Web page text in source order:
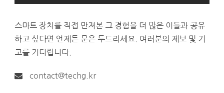
스마트 장치를 직접 만져본 그 경험을 더 많은 이들과 공유
하고 싶다면 언제든 문은 두드리세요. 여러분의 제보 및 기
고를 기다립니다.
contact@techg.kr